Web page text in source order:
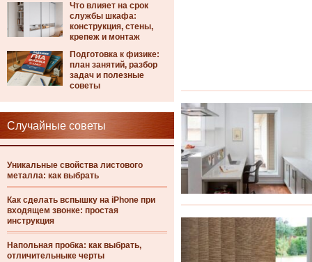
Что влияет на срок
службы шкафа:
конструкция, стены,
крепеж и монтаж
Подготовка к физике:
план занятий, разбор
задач и полезные
советы
Случайные советы
Уникальные свойства листового
металла: как выбрать
Как сделать вспышку на iPhone при
входящем звонке: простая
инструкция
Напольная пробка: как выбрать,
отличительныке черты